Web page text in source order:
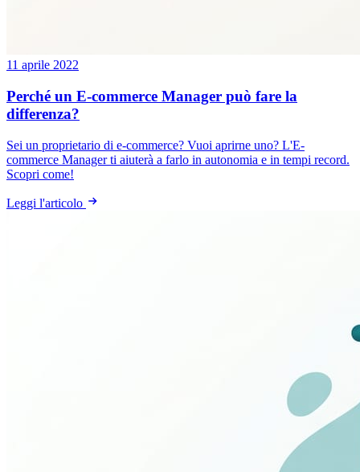
11 aprile 2022
Perché un E-commerce Manager può fare la
differenza?
Sei un proprietario di e-commerce? Vuoi aprirne uno? L'E-
commerce Manager ti aiuterà a farlo in autonomia e in tempi record.
Scopri come!
Leggi l'articolo